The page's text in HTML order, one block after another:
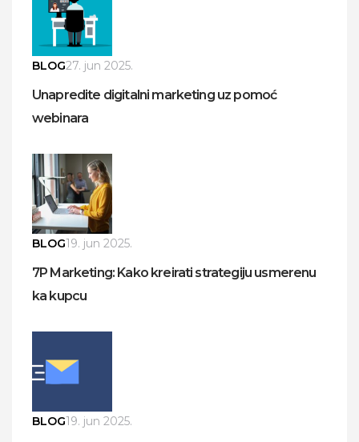
BLOG27. jun 2025.
Unapredite digitalni marketing uz pomoć
webinara
BLOG19. jun 2025.
7P Marketing: Kako kreirati strategiju usmerenu
ka kupcu
BLOG19. jun 2025.